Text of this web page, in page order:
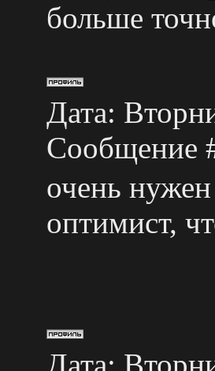
больше
Дата:
Сообщение
очень
оптимист,